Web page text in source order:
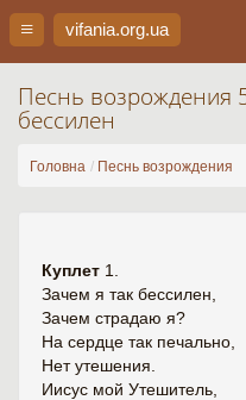
vifania.org.ua
Песнь возрождения
бессилен
Головна Песнь возрождения
Куплет 1.
Зачем я так бессилен,
Зачем страдаю я?
На сердце так печально,
Нет утешения.
Иисус мой Утешитель,